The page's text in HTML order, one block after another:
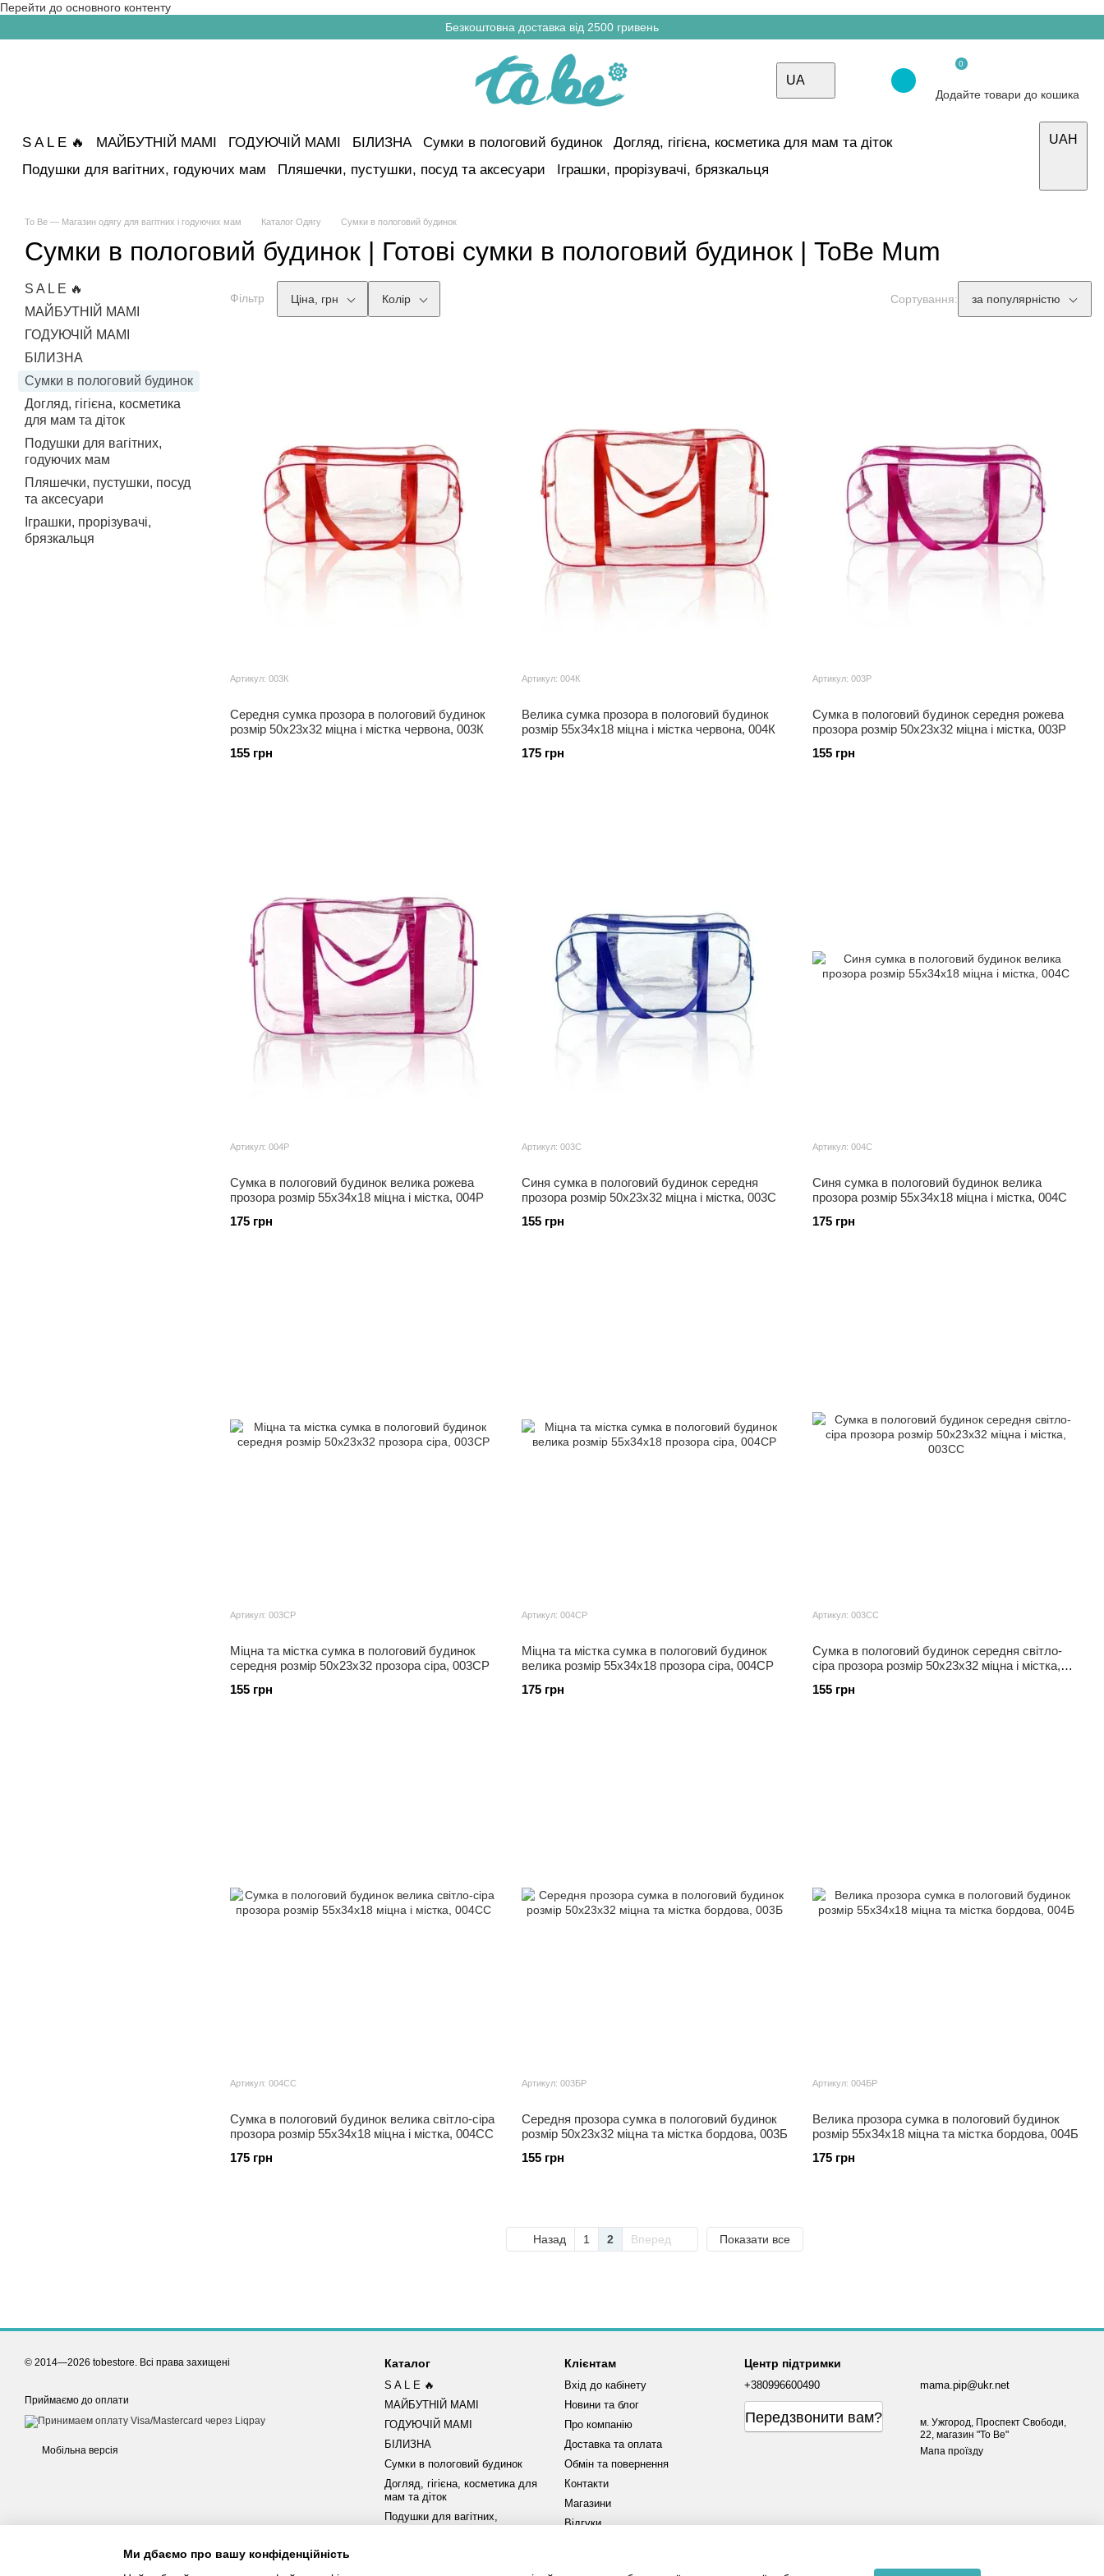
Перейти до основного контенту
Безкоштовна доставка від 2500 гривень
UA
0
Додайте товари до кошика
S A L E 🔥 МАЙБУТНІЙ МАМІ ГОДУЮЧІЙ МАМІ БІЛИЗНА Сумки в пологовий будинок
Догляд, гігієна, косметика для мам та діток
Подушки для вагітних, годуючих мам
Пляшечки, пустушки, посуд та аксесуари Іграшки, прорізувачі, брязкальця
UAH
To Be — Магазин одягу для вагітних і годуючих мам Каталог Одягу Сумки в пологовий будинок
Сумки в пологовий будинок | Готові сумки в пологовий будинок | ToBe Mum
Фільтр Ціна, грн Колір Сортування: за популярністю
Артикул: 003К
Середня сумка прозора в пологовий будинок
розмір 50х23х32 міцна і містка червона, 003К
155 грн
Артикул: 004К
Велика сумка прозора в пологовий будинок
розмір 55х34х18 міцна і містка червона, 004К
175 грн
Артикул: 003Р
Сумка в пологовий будинок середня рожева
прозора розмір 50х23х32 міцна і містка, 003Р
155 грн
Артикул: 004Р
Сумка в пологовий будинок велика рожева
прозора розмір 55х34х18 міцна і містка, 004Р
175 грн
Артикул: 003С
Синя сумка в пологовий будинок середня
прозора розмір 50х23х32 міцна і містка, 003С
155 грн
Артикул: 004С
Синя сумка в пологовий будинок велика
прозора розмір 55х34х18 міцна і містка, 004С
175 грн
Артикул: 003СР
Міцна та містка сумка в пологовий будинок
середня розмір 50х23х32 прозора сіра, 003СР
155 грн
Артикул: 004СР
Міцна та містка сумка в пологовий будинок
велика розмір 55х34х18 прозора сіра, 004СР
175 грн
Артикул: 003СС
Сумка в пологовий будинок середня світло-
сіра прозора розмір 50х23х32 міцна і містка,
155 грн
Артикул: 004СС
Сумка в пологовий будинок велика світло-сіра
прозора розмір 55х34х18 міцна і містка, 004СС
175 грн
Артикул: 003БР
Середня прозора сумка в пологовий будинок
розмір 50х23х32 міцна та містка бордова, 003Б
155 грн
Артикул: 004БР
Велика прозора сумка в пологовий будинок
розмір 55х34х18 міцна та містка бордова, 004Б
175 грн
Назад 1 2 Вперед Показати все
S A L E 🔥
МАЙБУТНІЙ МАМІ
ГОДУЮЧІЙ МАМІ
БІЛИЗНА
Сумки в пологовий будинок
Догляд, гігієна, косметика
для мам та діток
Подушки для вагітних,
годуючих мам
Пляшечки, пустушки, посуд
та аксесуари
Іграшки, прорізувачі,
брязкальця
© 2014—2026 tobestore. Всі права захищені
Приймаємо до оплати
Мобільна версія
Каталог
S A L E 🔥
МАЙБУТНІЙ МАМІ
ГОДУЮЧІЙ МАМІ
БІЛИЗНА
Сумки в пологовий будинок
Догляд, гігієна, косметика для
мам та діток
Подушки для вагітних,
Клієнтам
Вхід до кабінету
Новини та блог
Про компанію
Доставка та оплата
Обмін та повернення
Контакти
Магазини
Відгуки
Центр підтримки
+380996600490
Передзвонити вам?
mama.pip@ukr.net
м. Ужгород, Проспект Свободи,
22, магазин "To Be"
Мапа проїзду
Ми дбаємо про вашу конфіденційність